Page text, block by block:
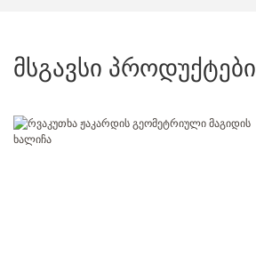
მსგავსი პროდუქტები